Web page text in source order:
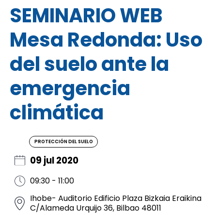
SEMINARIO WEB
Mesa Redonda: Uso
del suelo ante la
emergencia
climática
PROTECCIÓN DEL SUELO
09 jul 2020
09:30 - 11:00
Ihobe- Auditorio Edificio Plaza Bizkaia Eraikina
C/Alameda Urquijo 36, Bilbao 48011